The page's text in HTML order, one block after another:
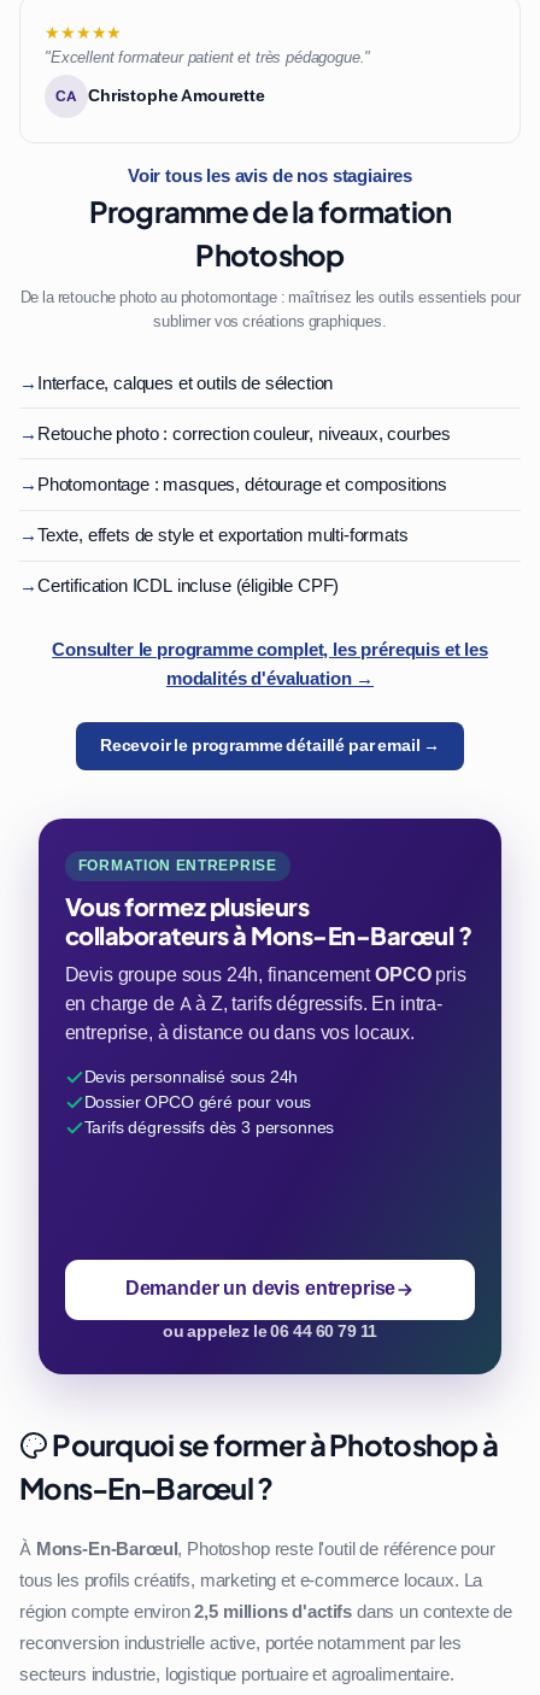
★★★★★
"Excellent formateur patient et très pédagogue."
CA Christophe Amourette
Voir tous les avis de nos stagiaires
Programme de la formation
Photoshop
De la retouche photo au photomontage : maîtrisez les outils essentiels pour
sublimer vos créations graphiques.
→ Interface, calques et outils de sélection
→ Retouche photo : correction couleur, niveaux, courbes
→ Photomontage : masques, détourage et compositions
→Texte, effets de style et exportation multi-formats
→Certification ICDL incluse (éligible CPF)
Consulter le programme complet, les prérequis et les
modalités d'évaluation →
Recevoir le programme détaillé par email →
FORMATION ENTREPRISE
Vous formez plusieurs
collaborateurs à Mons-En-Barœul ?
Devis groupe sous 24h, financementOPCOpris
en charge de A à Z, tarifs dégressifs. En intra-
entreprise, à distance ou dans vos locaux.
Devis personnalisé sous 24h
Dossier OPCO géré pour vous
Tarifs dégressifs dès 3 personnes
Demander un devis entreprise
ou appelez le 06 44 60 79 11
Pourquoi se former à Photoshop à
Mons-En-Barœul ?
À Mons-En-Barœul, Photoshop reste l'outil de référence pour
tous les profils créatifs, marketing et e-commerce locaux. La
région compte environ2,5 millions d'actifs dans un contexte de
reconversion industrielle active, portée notamment par les
secteurs industrie, logistique portuaire et agroalimentaire.